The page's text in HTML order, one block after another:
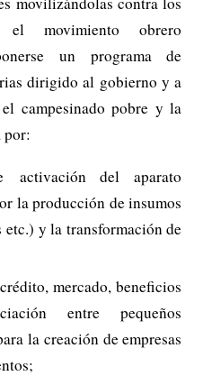
el movimiento obrero
un programa de
dirigido al gobierno y a
campesinado pobre y la
por:
del aparato
la producción de insumos
y la transformación de
mercado, beneficios
entre pequeños
la creación de empresas